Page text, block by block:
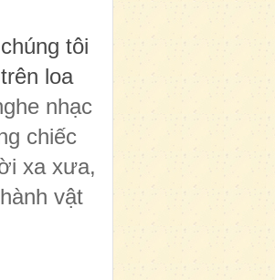
tôi
loa
nhạc
chiếc
xa xưa,
vật